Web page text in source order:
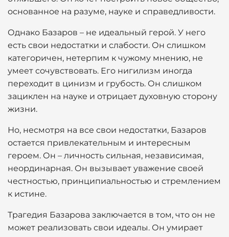
основанное на разуме, науке и справедливости.
Однако Базаров – не идеальный герой. У него
есть свои недостатки и слабости. Он слишком
категоричен, нетерпим к чужому мнению, не
умеет сочувствовать. Его нигилизм иногда
переходит в цинизм и грубость. Он слишком
зациклен на науке и отрицает духовную сторону
жизни.
Но, несмотря на все свои недостатки, Базаров
остается привлекательным и интересным
героем. Он – личность сильная, независимая,
неординарная. Он вызывает уважение своей
честностью, принципиальностью и стремлением
к истине.
Трагедия Базарова заключается в том, что он не
может реализовать свои идеалы. Он умирает